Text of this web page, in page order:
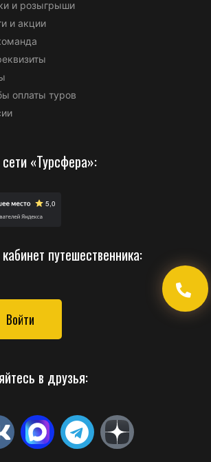
и розыгрыши
и акции
оплаты туров
сети «Турсфера»:
путешественника:
Войти
в друзья: